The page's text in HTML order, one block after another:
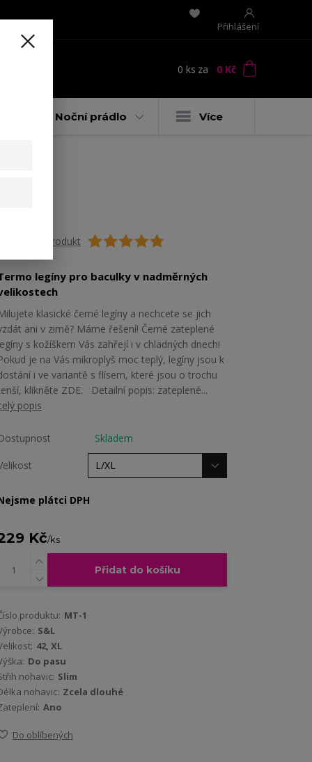
Přihlášení
0 ks za 0 Kč
Noční prádlo Více
produkt
legíny pro baculky v nadměrných
klasické černé legíny a nechcete se jich
ani v zimě? Máme řešení! Černé zateplené
s kožíškem Vás zahřejí i v chladných dnech!
je na Vás mikroplyš moc teplý, legíny jsou k
i ve variantě s flísem, které jsou o trochu
klikněte ZDE. Detailní popis: zateplené...
popis
Skladem
plátci DPH
Kč/ks
Přidat do košíku
produktu: MT-1
S&L
42, XL
Do pasu
nohavic: Slim
nohavic: Zcela dlouhé
Ano
Do oblíbených